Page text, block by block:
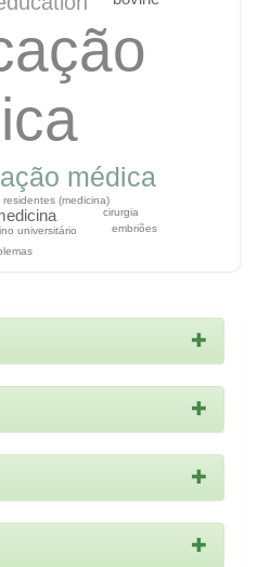
médica
residentes (medicina)
universitário embriões
cirurgia